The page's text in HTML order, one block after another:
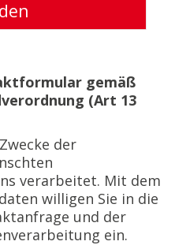
gemäß
(Art 13
der
verarbeitet. Mit dem
willigen Sie in die
und der
ein.